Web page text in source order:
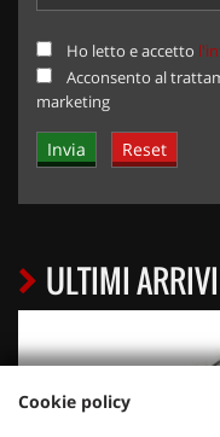
Ho letto e accetto
Acconsento al
marketing
ULTIMI ARRIVI
Cookie policy